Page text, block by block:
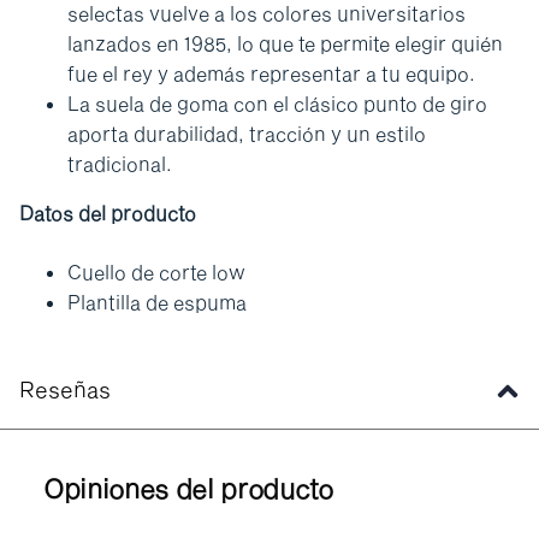
selectas vuelve a los colores universitarios
lanzados en 1985, lo que te permite elegir quién
fue el rey y además representar a tu equipo.
La suela de goma con el clásico punto de giro
aporta durabilidad, tracción y un estilo
tradicional.
Datos del producto
Cuello de corte low
Plantilla de espuma
Reseñas
Opiniones del producto